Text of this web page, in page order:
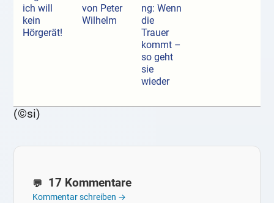
ich will
kein
Hörgerät!
von Peter
Wilhelm
ng: Wenn
die
Trauer
kommt –
so geht
sie
wieder
(©si)
17 Kommentare
Kommentar schreiben →